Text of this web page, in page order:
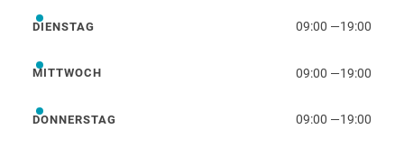
Dienstag
DIENSTAG 09:00 —19:00
Mittwoch
MITTWOCH 09:00 —19:00
Donnerstag
DONNERSTAG 09:00 —19:00